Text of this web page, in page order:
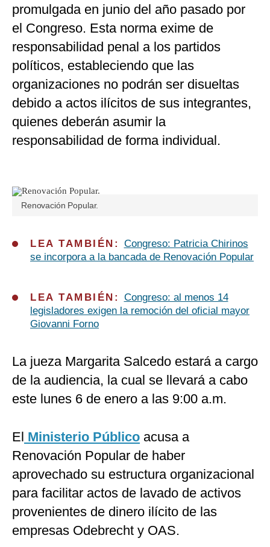
promulgada en junio del año pasado por
el Congreso. Esta norma exime de
responsabilidad penal a los partidos
políticos, estableciendo que las
organizaciones no podrán ser disueltas
debido a actos ilícitos de sus integrantes,
quienes deberán asumir la
responsabilidad de forma individual.
Renovación Popular.
LEA TAMBIÉN: Congreso: Patricia Chirinos
se incorpora a la bancada de Renovación Popular
LEA TAMBIÉN: Congreso: al menos 14
legisladores exigen la remoción del oficial mayor
Giovanni Forno
La jueza Margarita Salcedo estará a cargo
de la audiencia, la cual se llevará a cabo
este lunes 6 de enero a las 9:00 a.m.
El Ministerio Público acusa a
Renovación Popular de haber
aprovechado su estructura organizacional
para facilitar actos de lavado de activos
provenientes de dinero ilícito de las
empresas Odebrecht y OAS.